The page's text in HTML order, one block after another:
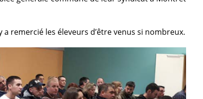
a remercié les éleveurs d’être venus si nombreux.